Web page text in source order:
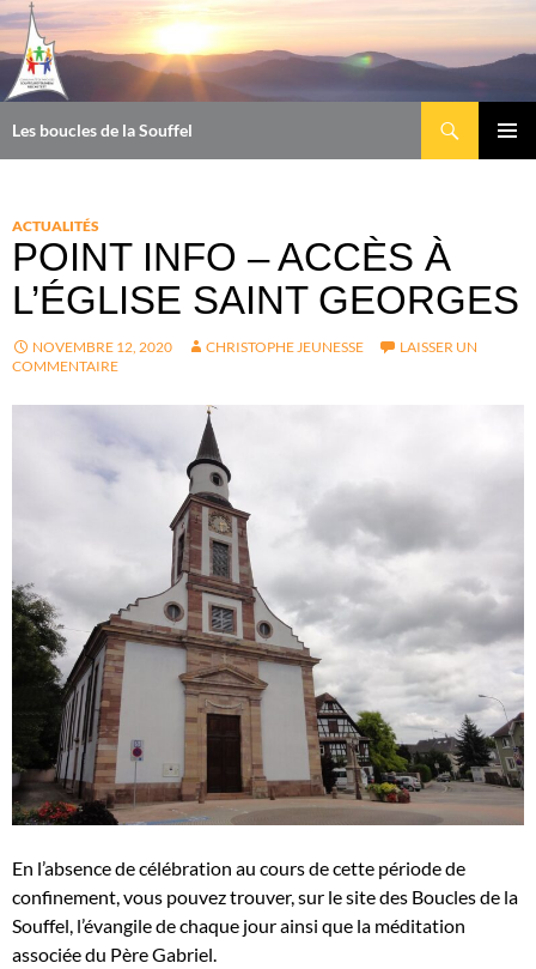
Aller
contenu
Les boucles de la Souffel
ACTUALITÉS
POINT INFO – ACCÈS À
L’ÉGLISE SAINT GEORGES
NOVEMBRE 12, 2020 CHRISTOPHE JEUNESSE
LAISSER UN
COMMENTAIRE
En l’absence de célébration au cours de cette période de
confinement, vous pouvez trouver, sur le site des Boucles de la
Souffel, l’évangile de chaque jour ainsi que la méditation
associée du Père Gabriel.